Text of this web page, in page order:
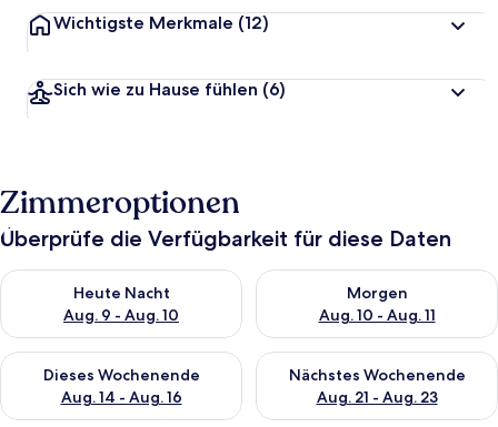
Wichtigste Merkmale (12)
Sich wie zu Hause fühlen (6)
Zimmeroptionen
Überprüfe die Verfügbarkeit für diese Daten
Heute Nacht
Aug. 9 - Aug. 10
Überprüfe die Verfügbarkeit für heute Nacht, Aug. 9 - Aug.
Morgen
Aug. 10 - Aug. 11
Überprüfe die Verfügbarkeit
Dieses Wochenende
Aug. 14 - Aug. 16
Überprüfe die Verfügbarkeit für dieses Wochenende, Aug. 14
Nächstes Wochenende
Aug. 21 - Aug. 23
Überprüfe die Verfügbarkeit